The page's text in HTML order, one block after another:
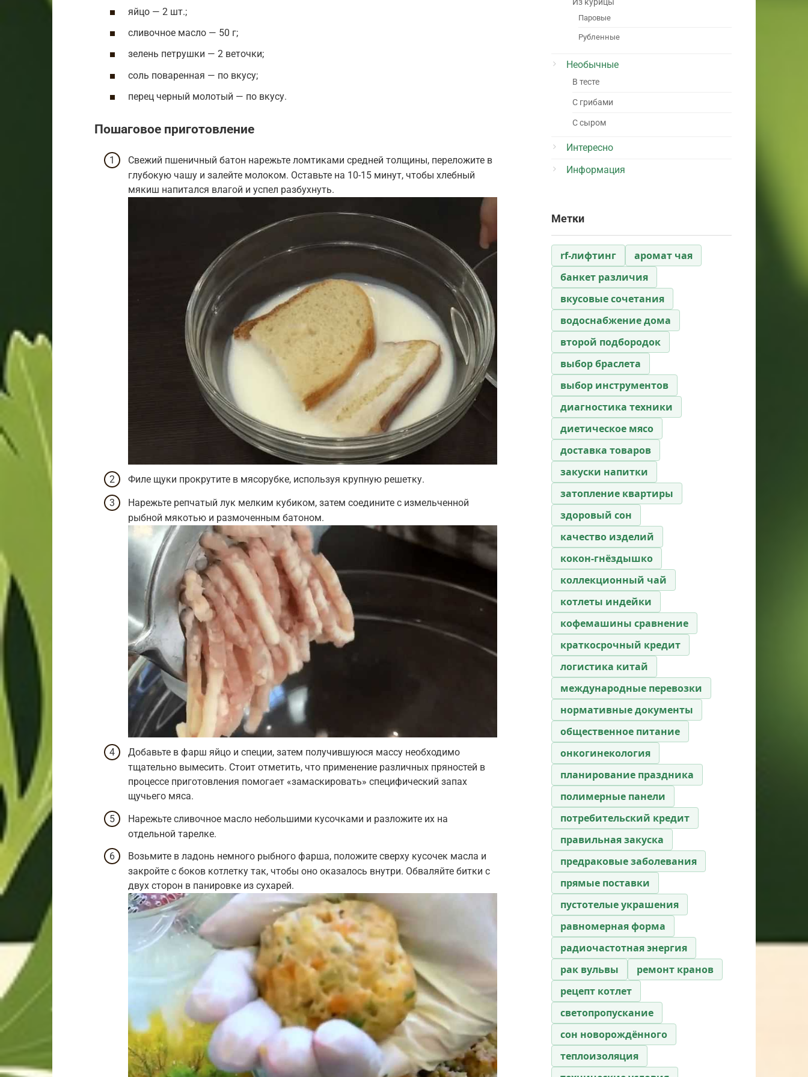
яйцо — 2 шт.;
сливочное масло — 50 г;
зелень петрушки — 2 веточки;
соль поваренная — по вкусу;
перец черный молотый — по вкусу.
Пошаговое приготовление
Свежий пшеничный батон нарежьте ломтиками средней толщины, переложите в
глубокую чашу и залейте молоком. Оставьте на 10-15 минут, чтобы хлебный
мякиш напитался влагой и успел разбухнуть.
Филе щуки прокрутите в мясорубке, используя крупную решетку.
Нарежьте репчатый лук мелким кубиком, затем соедините с измельченной
рыбной мякотью и размоченным батоном.
Добавьте в фарш яйцо и специи, затем получившуюся массу необходимо
тщательно вымесить. Стоит отметить, что применение различных пряностей в
процессе приготовления помогает «замаскировать» специфический запах
щучьего мяса.
Нарежьте сливочное масло небольшими кусочками и разложите их на
отдельной тарелке.
Возьмите в ладонь немного рыбного фарша, положите сверху кусочек масла и
закройте с боков котлетку так, чтобы оно оказалось внутри. Обваляйте битки с
двух сторон в панировке из сухарей.
Из курицы
Паровые
Рубленные
Необычные
В тесте
С грибами
С сыром
Интересно
Информация
Метки
rf-лифтинг
аромат чая
банкет различия
вкусовые сочетания
водоснабжение дома
второй подбородок
выбор браслета
выбор инструментов
диагностика техники
диетическое мясо
доставка товаров
закуски напитки
затопление квартиры
здоровый сон
качество изделий
кокон-гнёздышко
коллекционный чай
котлеты индейки
кофемашины сравнение
краткосрочный кредит
логистика китай
международные перевозки
нормативные документы
общественное питание
онкогинекология
планирование праздника
полимерные панели
потребительский кредит
правильная закуска
предраковые заболевания
прямые поставки
пустотелые украшения
равномерная форма
радиочастотная энергия
рак вульвы
ремонт кранов
рецепт котлет
светопропускание
сон новорождённого
теплоизоляция